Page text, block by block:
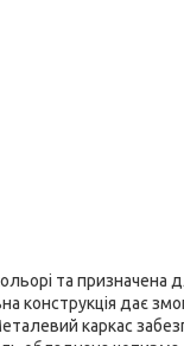
та призначена
конструкція дає
каркас